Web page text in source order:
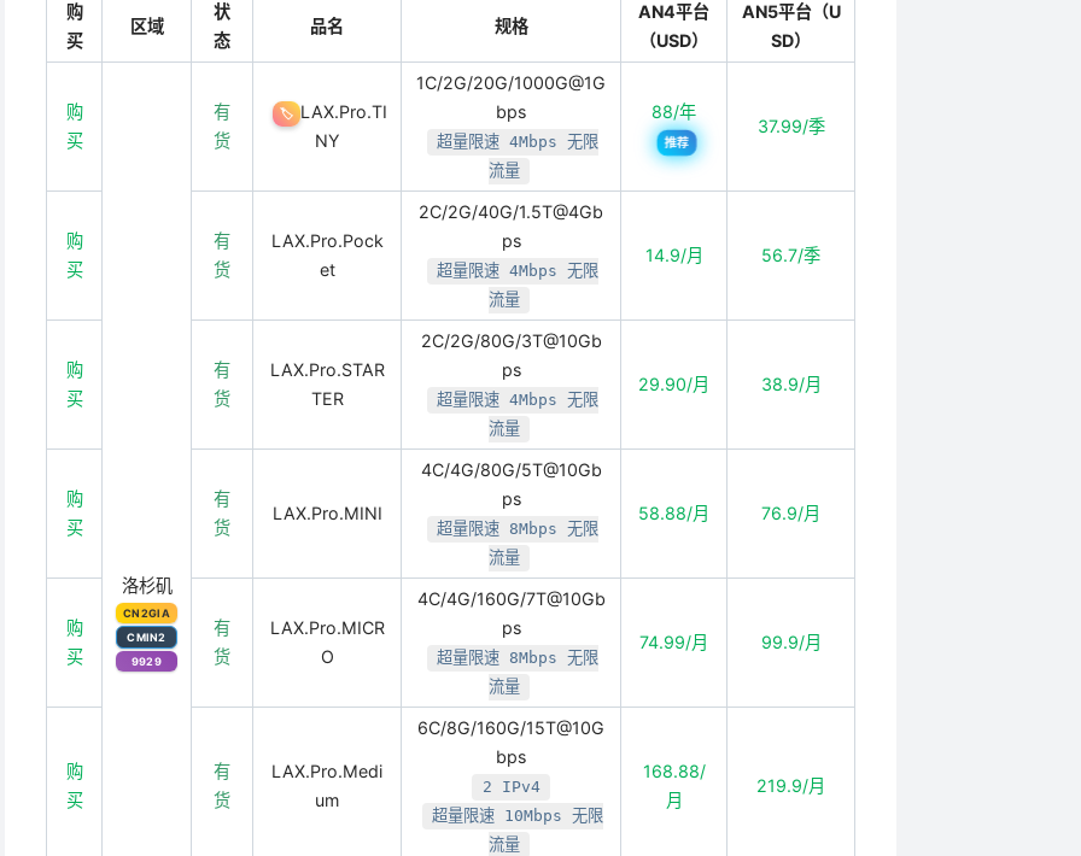
购
买
区域
状
态
品名 规格
AN4平台
（USD）
AN5平台（U
SD）
购
买
洛杉矶
CN2GIA
CMIN2
9929
有
货
🏷️ LAX.Pro.TI
NY
1C/2G/20G/1000G@1G
bps
超量限速 4Mbps 无限
流量
88/年
推荐
37.99/季
购
买
有
货
LAX.Pro.Pock
et
2C/2G/40G/1.5T@4Gb
ps
超量限速 4Mbps 无限
流量
14.9/月 56.7/季
购
买
有
货
LAX.Pro.STAR
TER
2C/2G/80G/3T@10Gb
ps
超量限速 4Mbps 无限
流量
29.90/月 38.9/月
购
买
有
货
LAX.Pro.MINI
4C/4G/80G/5T@10Gb
ps
超量限速 8Mbps 无限
流量
58.88/月 76.9/月
购
买
有
货
LAX.Pro.MICR
O
4C/4G/160G/7T@10Gb
ps
超量限速 8Mbps 无限
流量
74.99/月 99.9/月
购
买
有
货
LAX.Pro.Medi
um
6C/8G/160G/15T@10G
bps
2 IPv4
超量限速 10Mbps 无限
流量
168.88/
月
219.9/月